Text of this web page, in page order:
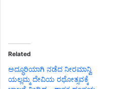
Related
ಅದ್ಧೂರಿಯಾಗಿ ನಡೆದ ನೀರಮಾನ್ವಿ
ಯಲ್ಲಮ್ಮ ದೇವಿಯ ರಥೋತ್ಸವಕ್ಕೆ